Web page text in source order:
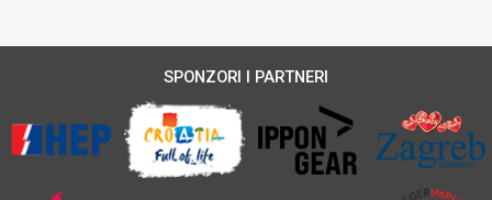
SPONZORI I PARTNERI